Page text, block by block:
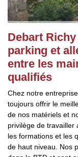
Debart
parking et
entre les
qualifiés
Chez notre
toujours offrir le
de nos matériels et
privilège de travailler
les formations et les
de haut niveau. Nos